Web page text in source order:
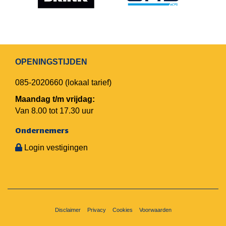
OPENINGSTIJDEN
085-2020660 (lokaal tarief)
Maandag t/m vrijdag:
Van 8.00 tot 17.30 uur
Ondernemers
Login vestigingen
Disclaimer Privacy Cookies Voorwaarden